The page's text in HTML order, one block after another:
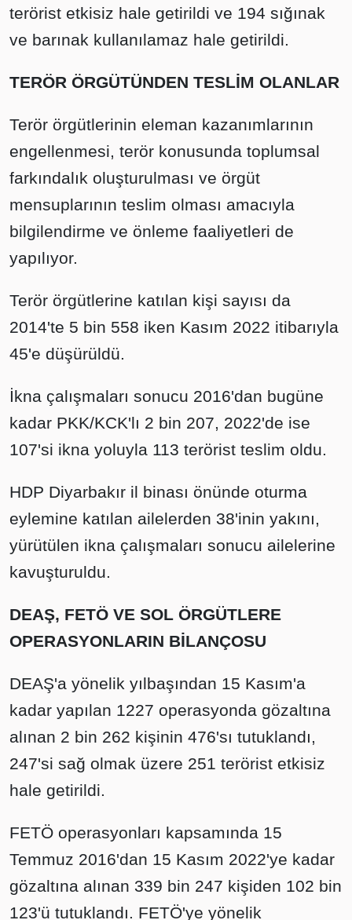
terörist etkisiz hale getirildi ve 194 sığınak
ve barınak kullanılamaz hale getirildi.
TERÖR ÖRGÜTÜNDEN TESLİM OLANLAR
Terör örgütlerinin eleman kazanımlarının
engellenmesi, terör konusunda toplumsal
farkındalık oluşturulması ve örgüt
mensuplarının teslim olması amacıyla
bilgilendirme ve önleme faaliyetleri de
yapılıyor.
Terör örgütlerine katılan kişi sayısı da
2014'te 5 bin 558 iken Kasım 2022 itibarıyla
45'e düşürüldü.
İkna çalışmaları sonucu 2016'dan bugüne
kadar PKK/KCK'lı 2 bin 207, 2022'de ise
107'si ikna yoluyla 113 terörist teslim oldu.
HDP Diyarbakır il binası önünde oturma
eylemine katılan ailelerden 38'inin yakını,
yürütülen ikna çalışmaları sonucu ailelerine
kavuşturuldu.
DEAŞ, FETÖ VE SOL ÖRGÜTLERE
OPERASYONLARIN BİLANÇOSU
DEAŞ'a yönelik yılbaşından 15 Kasım'a
kadar yapılan 1227 operasyonda gözaltına
alınan 2 bin 262 kişinin 476'sı tutuklandı,
247'si sağ olmak üzere 251 terörist etkisiz
hale getirildi.
FETÖ operasyonları kapsamında 15
Temmuz 2016'dan 15 Kasım 2022'ye kadar
gözaltına alınan 339 bin 247 kişiden 102 bin
123'ü tutuklandı. FETÖ'ye yönelik